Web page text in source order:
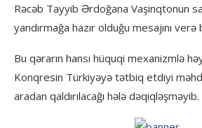
Rəcəb Tayyib Ərdoğana Vaşinqtonun
yandırmağa hazır olduğu mesajını verə
Bu qərarın hansı hüquqi mexanizmlə
Konqresin Türkiyəyə tətbiq etdiyi
aradan qaldırılacağı hələ dəqiqləşməyib.